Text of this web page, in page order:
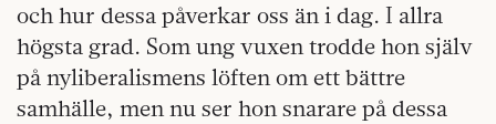
och hur dessa påverkar oss än i dag. I allra
högsta grad. Som ung vuxen trodde hon själv
på nyliberalismens löften om ett bättre
samhälle, men nu ser hon snarare på dessa